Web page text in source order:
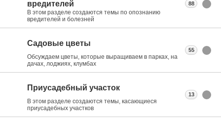
вредителей
В этом разделе создаются темы по опознанию
вредителей и болезней
88
Садовые цветы
Обсуждаем цветы, которые выращиваем в парках, на
дачах, лоджиях, клумбах
55
Приусадебный участок
В этом разделе создаются темы, касающиеся
приусадебных участков
13